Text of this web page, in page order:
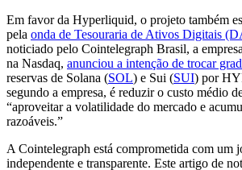
Em favor da Hyperliquid, o projeto também
pela onda de Tesouraria de Ativos Digitais
noticiado pelo Cointelegraph Brasil, a
na Nasdaq, anunciou a intenção de trocar
reservas de Solana (SOL) e Sui (SUI) por
segundo a empresa, é reduzir o custo médio
“aproveitar a volatilidade do mercado e
razoáveis.”
A Cointelegraph está comprometida com um
independente e transparente. Este artigo de